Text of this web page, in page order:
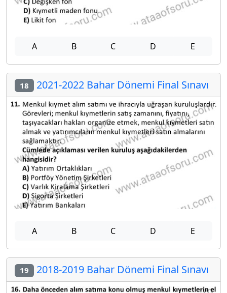
A B C D E
18 2021-2022 Bahar Dönemi Final Sınavı
A B C D E
19 2018-2019 Bahar Dönemi Final Sınavı